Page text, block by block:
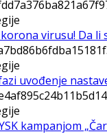
virusu! Da li
uvođenje
kampanjom